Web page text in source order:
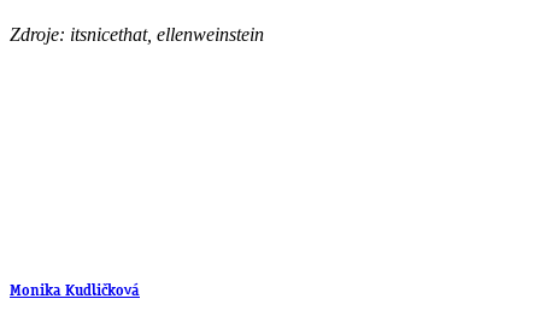
Zdroje: itsnicethat, ellenweinstein
Monika Kudličková